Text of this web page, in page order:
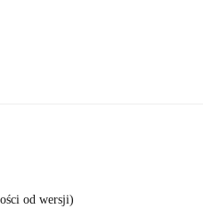
od wersji)